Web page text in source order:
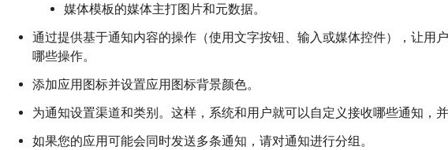
媒体模板的媒体主打图片和元数据。
通过提供基于通知内容的操作（使用文字按钮、输入或媒体控件），让用
哪些操作。
添加应用图标并设置应用图标背景颜色。
为通知设置渠道和类别。这样，系统和用户就可以自定义接收哪些通知，并
如果您的应用可能会同时发送多条通知，请对通知进行分组。